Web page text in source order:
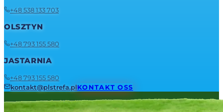
+48 538 133 703
OLSZTYN
+48 793 155 580
JASTARNIA
+48 793 155 580
kontakt@plstrefa.plKONTAKT OSS